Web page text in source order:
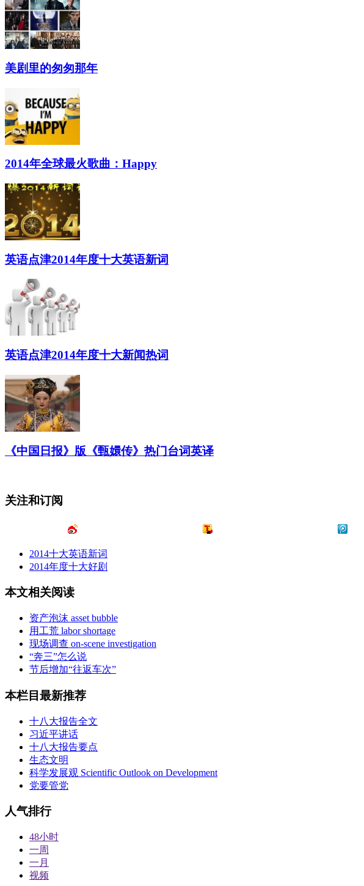
美剧里的匆匆那年
2014年全球最火歌曲：Happy
英语点津2014年度十大英语新词
英语点津2014年度十大新闻热词
《中国日报》版《甄嬛传》热门台词英译
关注和订阅
2014十大英语新词
2014年度十大好剧
本文相关阅读
资产泡沫 asset bubble
用工荒 labor shortage
现场调查 on-scene investigation
“奔三”怎么说
节后增加“往返车次”
本栏目最新推荐
十八大报告全文
习近平讲话
十八大报告要点
生态文明
科学发展观 Scientific Outlook on Development
党要管党
人气排行
48小时
一周
一月
视频